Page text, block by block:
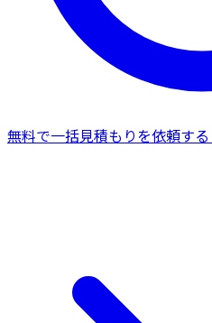
無料で一括見積もりを依頼する